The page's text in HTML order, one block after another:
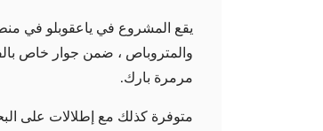
يقع المشروع في ياعقوبلو في
والمتروباص ، ضمن جوار خاص
مرمرة بارك.
متوفرة كذلك مع إطلالات على